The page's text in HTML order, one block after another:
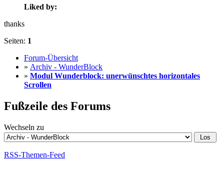
Liked by:
thanks
Seiten: 1
Forum-Übersicht
» Archiv - WunderBlock
» Modul Wunderblock: unerwünschtes horizontales
Scrollen
Fußzeile des Forums
Wechseln zu
RSS-Themen-Feed